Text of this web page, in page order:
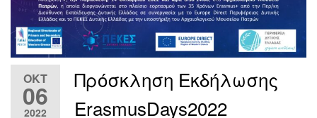
ΟΚΤ
06
2022
Πρόσκληση Εκδήλωσης
ErasmusDays2022